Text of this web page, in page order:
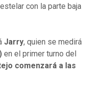
con la parte baja
Jarry, quien se medirá
en el primer turno del
comenzará a las